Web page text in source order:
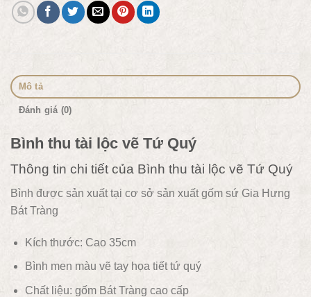
Mô tả
Đánh giá (0)
Bình thu tài lộc vẽ Tứ Quý
Thông tin chi tiết của Bình thu tài lộc vẽ Tứ Quý
Bình được sản xuất tại cơ sở sản xuất gốm sứ Gia Hưng
Bát Tràng
Kích thước: Cao 35cm
Bình men màu vẽ tay họa tiết tứ quý
Chất liệu: gốm Bát Tràng cao cấp